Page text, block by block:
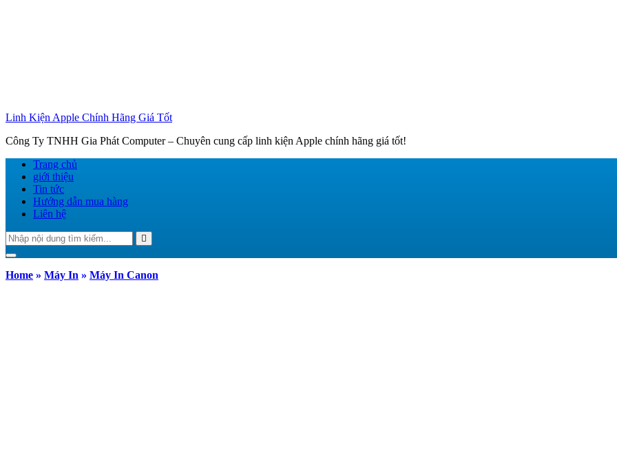
Linh Kiện Apple Chính Hãng Giá Tốt
Công Ty TNHH Gia Phát Computer – Chuyên cung cấp linh kiện Apple chính hãng giá tốt!
Trang chủ
giới thiệu
Tin tức
Hướng dẫn mua hàng
Liên hệ
Tìm
kiếm:
Toggle navigation
Home » Máy In » Máy In Canon